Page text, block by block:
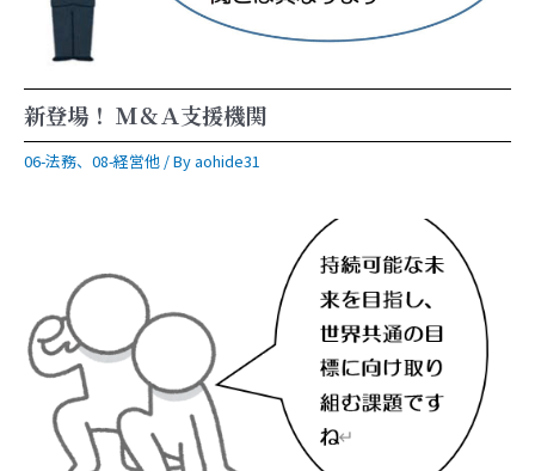
新登場！ Ｍ＆Ａ支援機関
06-法務、 08-経営他 / By aohide31